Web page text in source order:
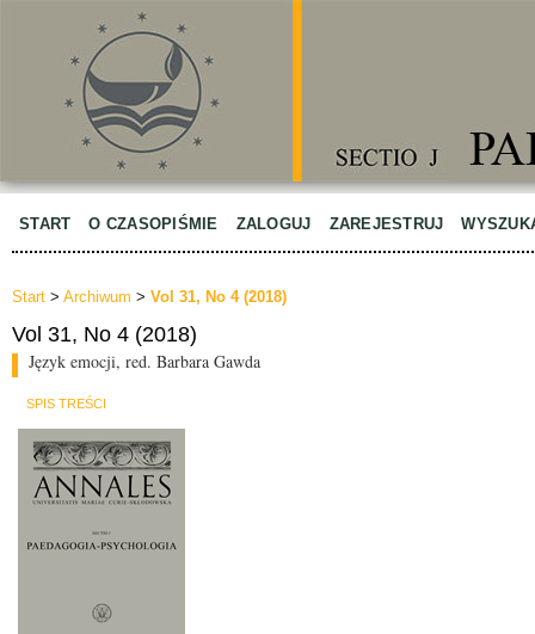
START O CZASOPIŚMIE ZALOGUJ ZAREJESTRUJ
Start > Archiwum > Vol 31, No 4 (2018)
Vol 31, No 4 (2018)
Język emocji, red. Barbara Gawda
SPIS TREŚCI